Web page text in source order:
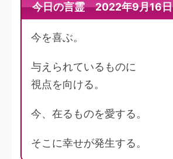
今日の言霊 2022年9月16日
今を喜ぶ。
与えられているものに
視点を向ける。
今、在るものを愛する。
そこに幸せが発生する。